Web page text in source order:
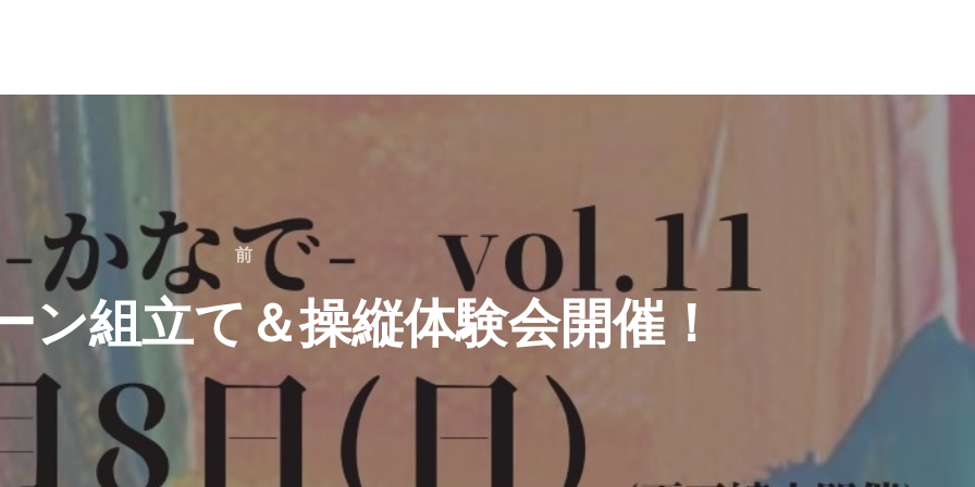
前
ン組立て＆操縦体験会開催！